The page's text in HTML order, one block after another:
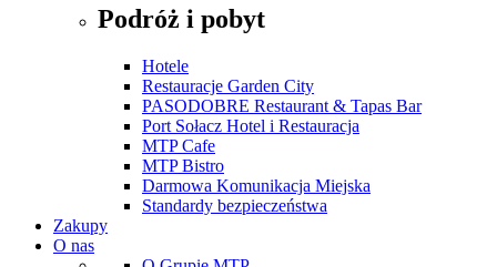
Podróż i pobyt
Hotele
Restauracje Garden City
PASODOBRE Restaurant & Tapas Bar
Port Sołacz Hotel i Restauracja
MTP Cafe
MTP Bistro
Darmowa Komunikacja Miejska
Standardy bezpieczeństwa
Zakupy
O nas